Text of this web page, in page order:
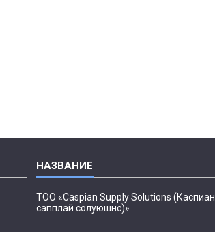
ТОО «Caspian Supply Solutions (Каспиан
сапплай солуюшнс)»